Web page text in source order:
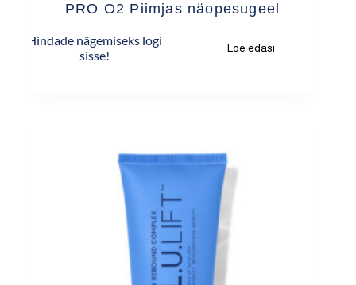
PRO O2 Piimjas näopesugeel
Hindade nägemiseks logi
sisse!
Loe edasi